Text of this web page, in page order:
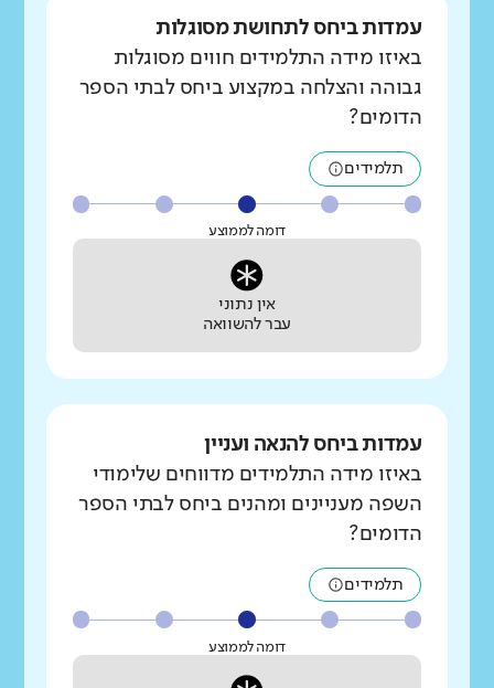
עמדות ביחס לתחושת מסוגלות
באיזו מידה התלמידים חווים מסוגלות
גבוהה והצלחה במקצוע ביחס לבתי הספר
הדומים?
תלמידים
דומה לממוצע
אין נתוני
עבר להשוואה
עמדות ביחס להנאה ועניין
באיזו מידה התלמידים מדווחים שלימודי
השפה מעניינים ומהנים ביחס לבתי הספר
הדומים?
תלמידים
דומה לממוצע